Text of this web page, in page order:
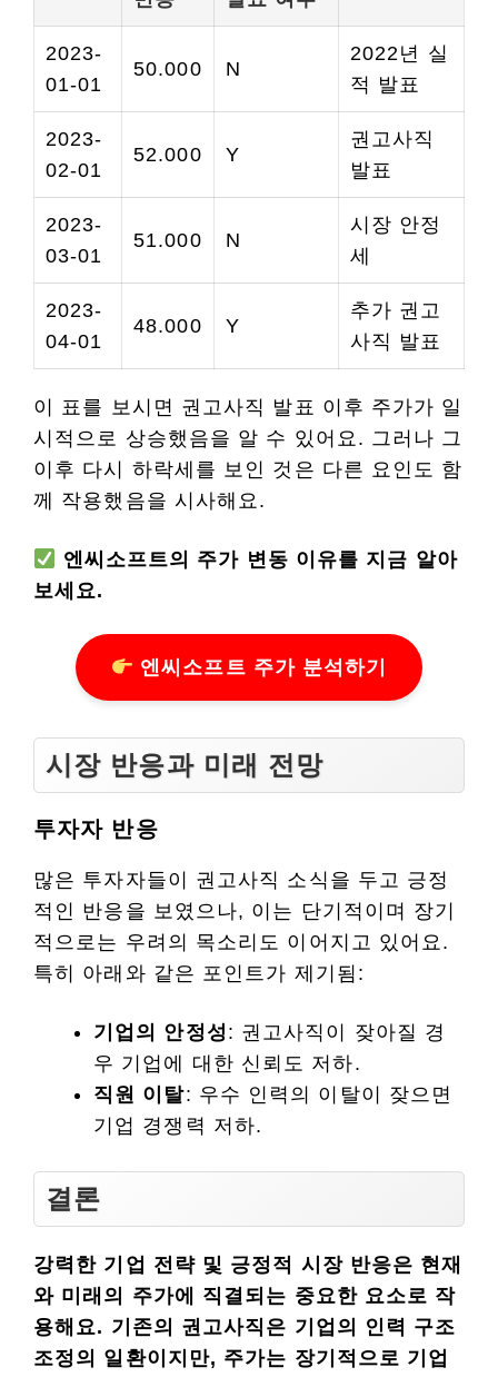
2023-
01-01
50.000 N
2022년 실
적 발표
2023-
02-01
52.000 Y
권고사직
발표
2023-
03-01
51.000 N
시장 안정
세
2023-
04-01
48.000 Y
추가 권고
사직 발표
이 표를 보시면 권고사직 발표 이후 주가가 일
시적으로 상승했음을 알 수 있어요. 그러나 그
이후 다시 하락세를 보인 것은 다른 요인도 함
께 작용했음을 시사해요.
엔씨소프트의 주가 변동 이유를 지금 알아
보세요.
엔씨소프트 주가 분석하기
시장 반응과 미래 전망
투자자 반응
많은 투자자들이 권고사직 소식을 두고 긍정
적인 반응을 보였으나, 이는 단기적이며 장기
적으로는 우려의 목소리도 이어지고 있어요.
특히 아래와 같은 포인트가 제기됨:
기업의 안정성 : 권고사직이 잦아질 경
우 기업에 대한 신뢰도 저하.
직원 이탈: 우수 인력의 이탈이 잦으면
기업 경쟁력 저하.
결론
강력한 기업 전략 및 긍정적 시장 반응은 현재
와 미래의 주가에 직결되는 중요한 요소로 작
용해요. 기존의 권고사직은 기업의 인력 구조
조정의 일환이지만, 주가는 장기적으로 기업